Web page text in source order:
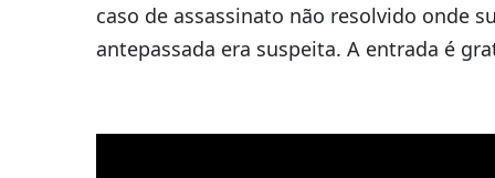
caso de assassinato não resolvido onde
antepassada era suspeita. A entrada é